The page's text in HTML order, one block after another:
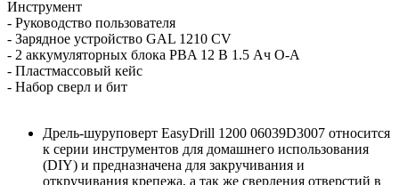
Инструмент
- Руководство пользователя
- Зарядное устройство GAL 1210 CV
- 2 аккумуляторных блока PBA 12 В 1.5 Ач O-A
- Пластмассовый кейс
- Набор сверл и бит
Дрель-шуруповерт EasyDrill 1200 06039D3007 относится
к серии инструментов для домашнего использования
(DIY) и предназначена для закручивания и
откручивания крепежа, а так же сверления отверстий в